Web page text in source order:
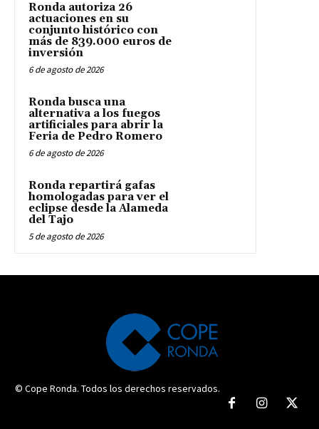
Ronda autoriza 26
actuaciones en su
conjunto histórico con
más de 839.000 euros de
inversión
6 de agosto de 2026
Ronda busca una
alternativa a los fuegos
artificiales para abrir la
Feria de Pedro Romero
6 de agosto de 2026
Ronda repartirá gafas
homologadas para ver el
eclipse desde la Alameda
del Tajo
5 de agosto de 2026
© Cope Ronda. Todos los derechos reservados.